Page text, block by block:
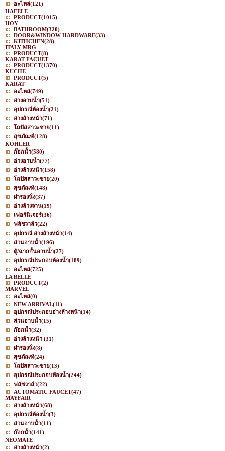
อะไหล่(121)
HAFELE
PRODUCT(1015)
HOY
BATHROOM(320)
DOOR&WINDOW HARDWARE(33)
KITHCHEN(28)
ITALY MRG
PRODUCT(8)
KARAT FACUET
PRODUCT(1370)
KUCHE
PRODUCT(5)
KARAT
อะไหล่(749)
อ่างอาบน้ำ(51)
อุปกรณ์ห้องน้ำ(21)
อ่างล้างหน้า(71)
โถปัสสาวะชาย(11)
สุขภัณฑ์(128)
KOHLER
ก๊อกน้ำ(580)
อ่างอาบน้ำ(77)
อ่างล้างหน้า(158)
โถปัสสาวะชาย(20)
สุขภัณฑ์(148)
ฝารองนั่ง(37)
อ่างล้างจาน(19)
เฟอร์นิเจอร์(36)
ฟลัชวาล์ว(22)
อุปกรณ์ อ่างล้างหน้า(14)
ส่วนอาบน้ำ(196)
ตู้/ฉากกั้นอาบน้ำ(27)
อุปกรณ์ประกอบห้องน้ำ(189)
อะไหล่(725)
LA BELLE
PRODUCT(2)
MARVEL
อะไหล่(0)
NEW ARRIVAL(11)
อุปกรณ์ประกอบอ่างล้างหน้า(14)
ส่วนอาบน้ำ(15)
ก๊อกน้ำ(32)
อ่างล้างหน้า (31)
ฝารองนั่ง(8)
สุขภัณฑ์(24)
โถปัสสาวะชาย(13)
อุปกรณ์ประกอบห้องน้ำ(244)
ฟลัชวาล์ว(22)
AUTOMATIC FAUCET(47)
MAYFAIR
อ่างล้างหน้า(68)
อุปกรณ์ห้องน้ำ(3)
ส่วนอาบน้ำ(11)
ก๊อกน้ำ(141)
NEOMATE
อ่างล้างหน้า(2)